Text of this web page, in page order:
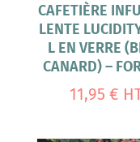
CAFETIÈRE
LENTE
L EN VERRE
CANARD) –
11,95 €